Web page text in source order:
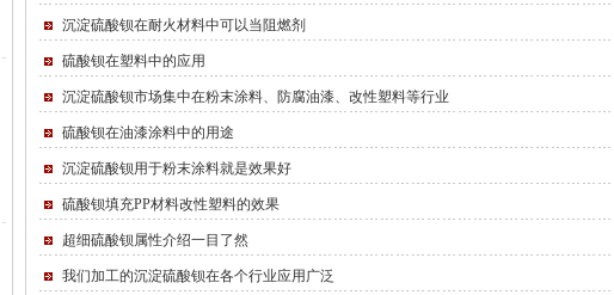
沉淀硫酸钡在耐火材料中可以当阻燃剂
硫酸钡在塑料中的应用
沉淀硫酸钡市场集中在粉末涂料、防腐油漆、改性塑料等行业
硫酸钡在油漆涂料中的用途
沉淀硫酸钡用于粉末涂料就是效果好
硫酸钡填充PP材料改性塑料的效果
超细硫酸钡属性介绍一目了然
我们加工的沉淀硫酸钡在各个行业应用广泛